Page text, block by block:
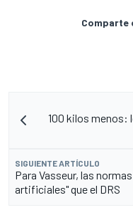
Comparte
100 kilos menos:
SIGUIENTE ARTÍCULO
Para Vasseur, las
artificiales" que el DRS